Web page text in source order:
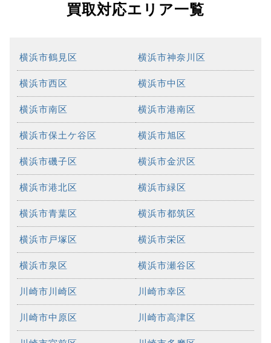
買取対応エリア一覧
横浜市鶴見区 横浜市神奈川区
横浜市西区 横浜市中区
横浜市南区 横浜市港南区
横浜市保土ケ谷区 横浜市旭区
横浜市磯子区 横浜市金沢区
横浜市港北区 横浜市緑区
横浜市青葉区 横浜市都筑区
横浜市戸塚区 横浜市栄区
横浜市泉区 横浜市瀬谷区
川崎市川崎区 川崎市幸区
川崎市中原区 川崎市高津区